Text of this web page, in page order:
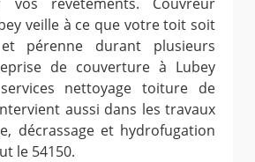
veille à ce que votre toit soit
pérenne durant plusieurs
de couverture à Lubey
nettoyage toiture de
aussi dans les travaux
décrassage et hydrofugation
le 54150.